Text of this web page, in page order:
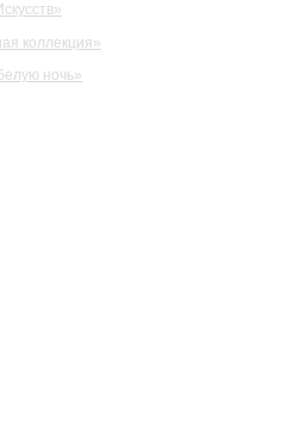
коллекция»
ночь»